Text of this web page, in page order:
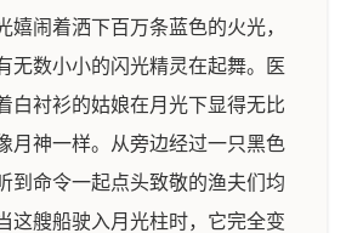
嬉闹着洒下百万条蓝色的火光，
无数小小的闪光精灵在起舞。医
白衬衫的姑娘在月光下显得无比
月神一样。从旁边经过一只黑色
到命令一起点头致敬的渔夫们均
这艘船驶入月光柱时，它完全变